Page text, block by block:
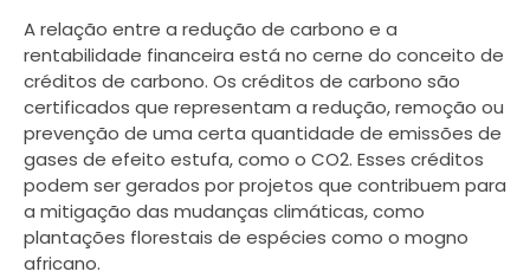
A relação entre a redução de carbono e a
rentabilidade financeira está no cerne do conceito de
créditos de carbono. Os créditos de carbono são
certificados que representam a redução, remoção ou
prevenção de uma certa quantidade de emissões de
gases de efeito estufa, como o CO2. Esses créditos
podem ser gerados por projetos que contribuem para
a mitigação das mudanças climáticas, como
plantações florestais de espécies como o mogno
africano.